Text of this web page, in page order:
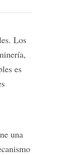
Los
es
una